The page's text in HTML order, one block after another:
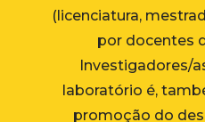
(licenciatura,
por docentes
Investigadores/
laboratório é,
promoção do